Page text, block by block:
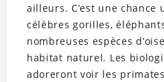
ailleurs. C’est une chance
célèbres gorilles,
nombreuses espèces
habitat naturel. Les
adoreront voir les